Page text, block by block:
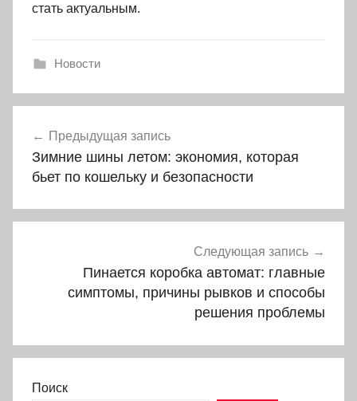
стать актуальным.
Новости
по
записям
Предыдущая запись
Зимние шины летом: экономия, которая
бьет по кошельку и безопасности
Следующая запись
Пинается коробка автомат: главные
симптомы, причины рывков и способы
решения проблемы
Поиск